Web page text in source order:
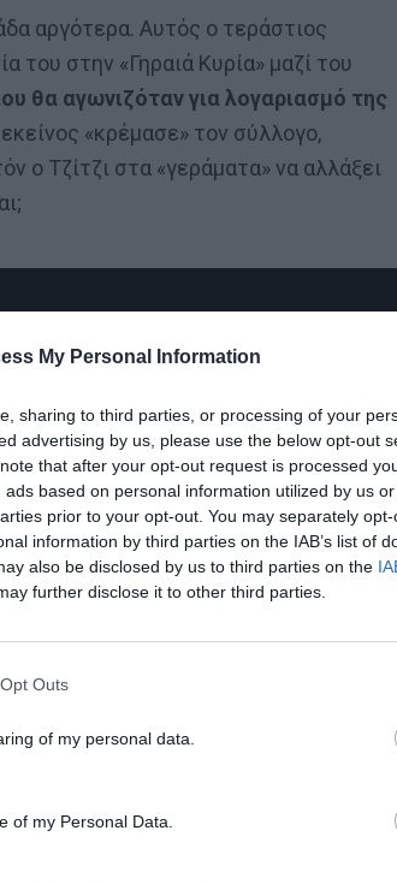
My Personal Information
sharing to third parties, or processing of your
advertising by us, please use the below opt-out
that after your opt-out request is processed
based on personal information utilized by us
prior to your opt-out. You may separately
information by third parties on the IAB’s list of
also be disclosed by us to third parties on the
further disclose it to other third parties.
Outs
of my personal data.
of my Personal Data.
αργότερα. Αυτός ο τεράστιος
του στην «Γηραιά Κυρία» μαζί του
θα αγωνιζόταν για λογαριασμό της
«κρέμασε» τον σύλλογο,
ο Τζίτζι στα «γεράματα» να αλλάξει